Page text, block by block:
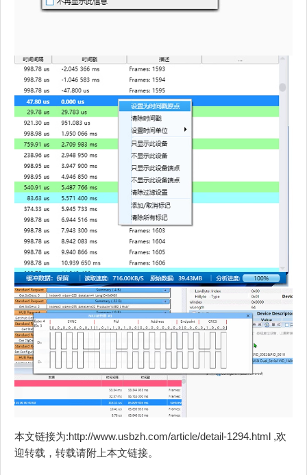
本文链接为:http://www.usbzh.com/article/detail-1294.html ,欢
迎转载，转载请附上本文链接。